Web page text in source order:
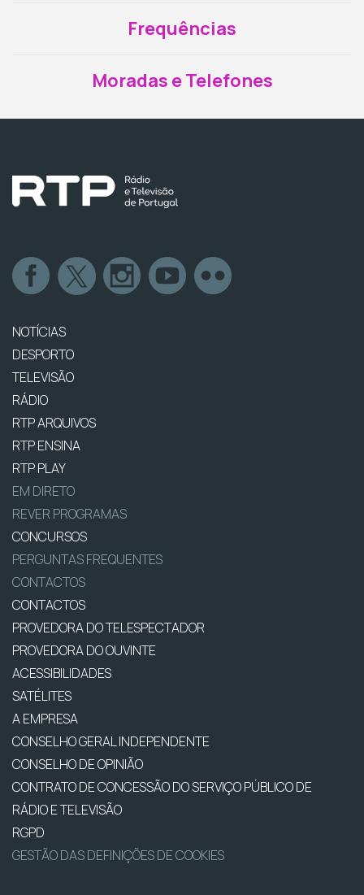
Frequências
Moradas e Telefones
NOTÍCIAS
DESPORTO
TELEVISÃO
RÁDIO
RTP ARQUIVOS
RTP ENSINA
RTP PLAY
EM DIRETO
REVER PROGRAMAS
CONCURSOS
PERGUNTAS FREQUENTES
CONTACTOS
CONTACTOS
PROVEDORA DO TELESPECTADOR
PROVEDORA DO OUVINTE
ACESSIBILIDADES
SATÉLITES
A EMPRESA
CONSELHO GERAL INDEPENDENTE
CONSELHO DE OPINIÃO
CONTRATO DE CONCESSÃO DO SERVIÇO PÚBLICO DE
RÁDIO E TELEVISÃO
RGPD
GESTÃO DAS DEFINIÇÕES DE COOKIES